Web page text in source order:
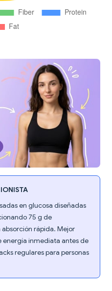
en glucosa diseñadas
75 g de
rápida. Mejor
energía inmediata antes de
regulares para personas